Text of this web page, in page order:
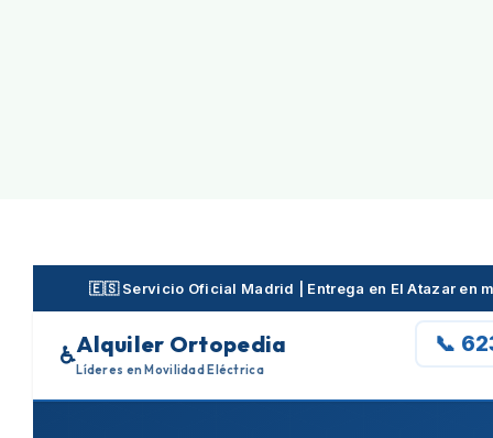
🇪🇸 Servicio Oficial Madrid | Entrega en El Atazar en
♿Alquiler Ortopedia
Líderes en Movilidad Eléctrica
📞